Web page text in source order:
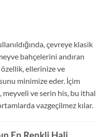
çevreye klasik
bahçelerini andıran
ellerinize ve
minimize eder. İçim
meyveli ve serin his, bu ithal
vazgeçilmez kılar.
En Renkli Hali